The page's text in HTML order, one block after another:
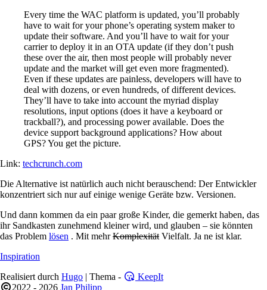
Every time the WAC platform is updated, you’ll probably
have to wait for your phone’s operating system maker to
update their software. And you’ll have to wait for your
carrier to deploy it in an OTA update (if they don’t push
these over the air, then most people will probably never
update and the market will get even more fragmented).
Even if these updates are painless, developers will have to
deal with dozens, or even hundreds, of different devices.
They’ll have to take into account the myriad display
resolutions, input options (does it have a keyboard or
trackball?), and processing power available. Does the
device support background applications? How about
GPS? You get the picture.
Link: techcrunch.com
Die Alternative ist natürlich auch nicht berauschend: Der Entwickler
konzentriert sich nur auf einige wenige Geräte bzw. Versionen.
Und dann kommen da ein paar große Kinder, die gemerkt haben, das
ihr Sandkasten zunehmend kleiner wird, und glauben – sie könnten
das Problem lösen . Mit mehrKomplexität Vielfalt. Ja ne ist klar.
Inspiration
Realisiert durch Hugo | Thema -
KeepIt
2022 - 2026 Jan Philipp